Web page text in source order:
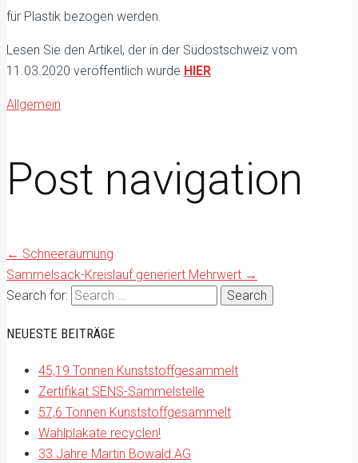
für Plastik bezogen werden.
Lesen Sie den Artikel, der in der Südostschweiz vom
11.03.2020 veröffentlich wurde HIER
Allgemein
Post navigation
← Schneeräumung
Sammelsack-Kreislauf generiert Mehrwert →
Search for:
NEUESTE BEITRÄGE
45,19 Tonnen Kunststoffgesammelt
Zertifikat SENS-Sammelstelle
57,6 Tonnen Kunststoffgesammelt
Wahlplakate recyclen!
33 Jahre Martin Bowald AG